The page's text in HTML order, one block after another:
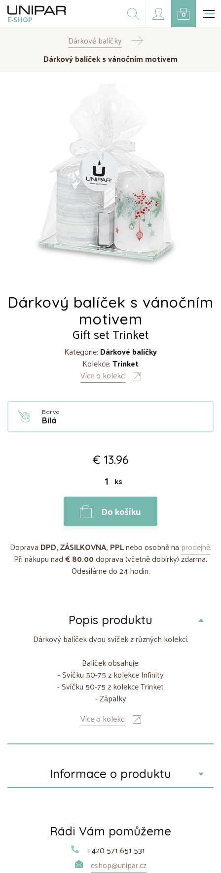
E-SHOP
Dárkové balíčky
Doplňky
Doprodej
CZK EUR
0
Dárkové balíčky
Dárkový balíček s vánočním motivem
Dárkový balíček s vánočním
motivem
Gift set Trinket
Kategorie: Dárkové balíčky
Kolekce:Trinket
Více o kolekci
Barva
Bílá
€ 13.96
ks
Do košíku
Doprava DPD, ZÁSILKOVNA, PPLnebo osobně na prodejně.
Při nákupu nad€ 80.00doprava (včetně dobírky) zdarma.
Odesíláme do 24 hodin.
Popis produktu
Dárkový balíček dvou svíček z různých kolekcí.
Balíček obsahuje:
- Svíčku 50-75 z kolekce Infinity
- Svíčku 50-75 z kolekce Trinket
- Zápalky
Více o kolekci
Informace o produktu
Rádi Vám pomůžeme
+420 571 651 531
eshop@unipar.cz